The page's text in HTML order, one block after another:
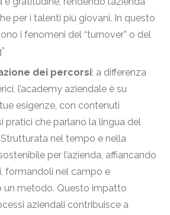
per i talenti più giovani. In questo
i fenomeni del “turnover” o del
dei percorsi: a differenza
l’academy aziendale è su
esigenze, con contenuti
pratici che parlano la lingua del
nel tempo e nella
per l’azienda, affiancando
formandoli nel campo e
un metodo. Questo impatto
aziendali contribuisce a